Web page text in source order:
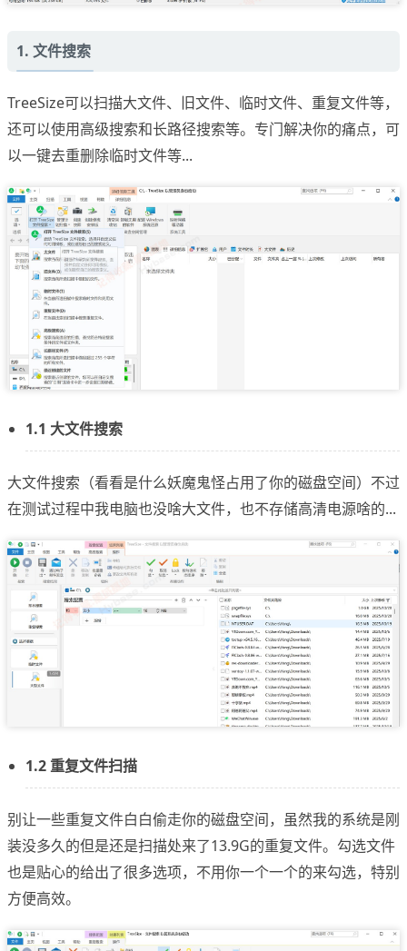
1. 文件搜索
TreeSize可以扫描大文件、旧文件、临时文件、重复文件等，
还可以使用高级搜索和长路径搜索等。专门解决你的痛点，可
以一键去重删除临时文件等...
1.1 大文件搜索
大文件搜索（看看是什么妖魔鬼怪占用了你的磁盘空间）不过
在测试过程中我电脑也没啥大文件，也不存储高清电源啥的...
1.2 重复文件扫描
别让一些重复文件白白偷走你的磁盘空间，虽然我的系统是刚
装没多久的但是还是扫描处来了13.9G的重复文件。勾选文件
也是贴心的给出了很多选项，不用你一个一个的来勾选，特别
方便高效。